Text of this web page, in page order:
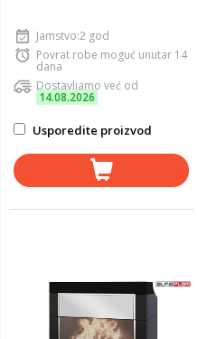
Jamstvo:2 god
Povrat robe moguć unutar 14
dana
Dostavljamo već od
14.08.2026
Usporedite proizvod